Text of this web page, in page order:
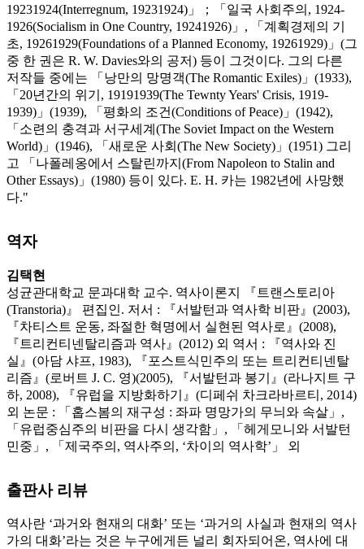
1923­1924(Interregnum, 1923­1924)」；「일국 사회주의, 1924­
1926(Socialism in One Country, 1924­1926)」, 「계획경제의 기
초, 1926­1929(Foundations of a Planned Economy, 1926­1929)」(그
중 한 권은 R. W. Davies와의 공저) 등이 그것이다. 그의 다른
저작들 중에는 「낭만의 망명객(The Romantic Exiles)」(1933),
「20년간의 위기, 1919­1939(The Tewnty Years' Crisis, 1919­
1939)」(1939), 「평화의 조건(Conditions of Peace)」(1942),
「소련의 충격과 서구세계(The Soviet Impact on the Western
World)」(1946), 「새로운 사회(The New Society)」(1951) 그리
고 「나폴레옹에서 스탈린까지(From Napoleon to Stalin and
Other Essays)」(1980) 등이 있다. E. H. 카는 1982년에 사망했
다."
역자
김택현
성균관대학교 문과대학 교수. 역사이론지 『트랜스토리아
(Transtoria)』 편집인. 저서 : 『서발턴과 역사학 비판』(2003),
『차티스트 운동, 좌절한 혁명에서 실현된 역사로』(2008),
『트리컨티넨탈리즘과 역사』(2012) 외 역서 : 『역사와 진
실』(아담 샤프, 1983), 『포스트식민주의 또는 트리컨티넨탈
리즘』(로버트 J. C. 영)(2005), 『서발턴과 봉기』(라나지트 구
하, 2008), 『유럽을 지방화하기』(디페쉬 차크라바르티, 2014)
외 논문 : 「홉스봄의 재구성 : 좌파 명망가의 무늬와 속살」,
「유럽중심주의 비판을 다시 생각함」, 「헤게모니와 서발턴
민중」, 「제국주의, 역사주의, ‘차이의 역사학’」 외
출판사 리뷰
역사란 ‘과거와 현재의 대화’ 또는 ‘과거의 사실과 현재의 역사
가의 대화’라는 것은 누구에게든 널리 회자되어온, 역사에 대